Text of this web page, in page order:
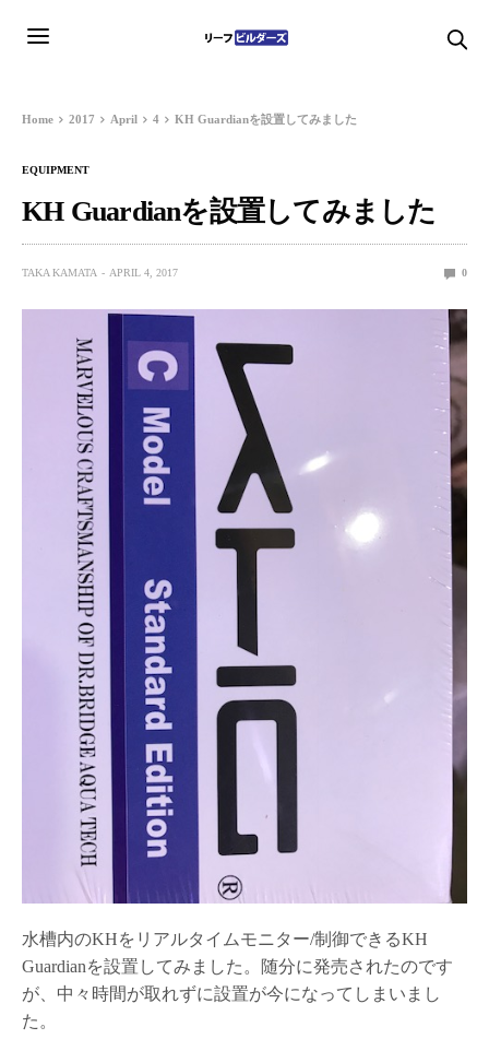
Home 2017 April 4 KH Guardianを設置してみました
EQUIPMENT
KH Guardianを設置してみました
TAKA KAMATA APRIL 4, 2017 0
水槽内のKHをリアルタイムモニター/制御できるKH
Guardianを設置してみました。随分に発売されたのです
が、中々時間が取れずに設置が今になってしまいまし
た。